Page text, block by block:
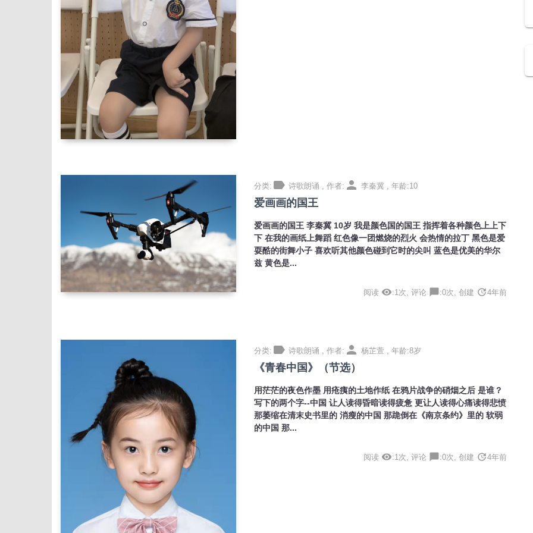
分类: label 诗歌朗诵 , 作者: person 李秦冀 , 年龄:10
爱画画的国王
爱画画的国王 李秦冀 10岁 我是颜色国的国王 指挥着各种颜色上上下
下 在我的画纸上舞蹈 红色像一团燃烧的烈火 会热情的拉丁 黑色是爱
耍酷的街舞小子 喜欢听其他颜色碰到它时的尖叫 蓝色是优美的华尔
兹 黄色是...
阅读 visibility:1次, 评论 chat_bubble:0次, 创建 update4年前
分类: label 诗歌朗诵 , 作者: person 杨芷萱 , 年龄:8岁
《青春中国》（节选）
用茫茫的夜色作墨 用疮痍的土地作纸 在鸦片战争的硝烟之后 是谁？
写下的两个字--中国 让人读得昏暗读得疲惫 更让人读得心痛读得悲愤
那萎缩在清末史书里的 消瘦的中国 那跪倒在《南京条约》里的 软弱
的中国 那...
阅读 visibility:1次, 评论 chat_bubble:0次, 创建 update4年前